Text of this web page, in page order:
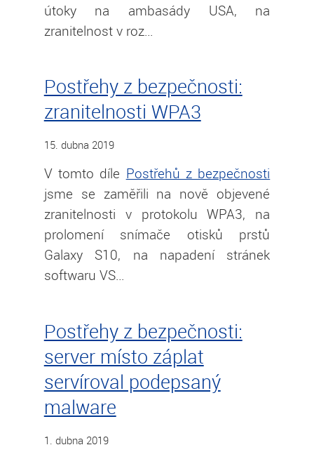
útoky na ambasády USA, na
zranitelnost v roz…
Postřehy z bezpečnosti:
zranitelnosti WPA3
15. dubna 2019
V tomto díle Postřehů z bezpečnosti
jsme se zaměřili na nově objevené
zranitelnosti v protokolu WPA3, na
prolomení snímače otisků prstů
Galaxy S10, na napadení stránek
softwaru VS…
Postřehy z bezpečnosti:
server místo záplat
servíroval podepsaný
malware
1. dubna 2019